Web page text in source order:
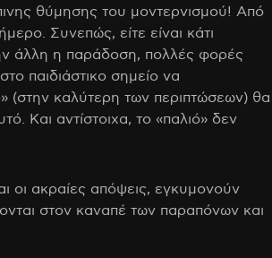
θύμησης του μοντερνισμού! Από
Συνεπώς, είτε είναι κάτι
άλλη η παράδοση, πολλές φορές
παιδιάστικο σημείο να
(στην καλύτερη των περιπτώσεων) θα
Και αντίστοιχα, το «παλιό» δεν
οι ακραίες απόψεις, εγκυμονούν
στον καναπέ των παραπόνων και